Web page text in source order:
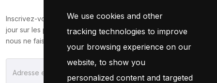
We use cookies and other
tracking technologies to improve
your browsing experience on our
website, to show you
personalized content and targeted
Inscrivez-vous maintenant pour recevoir les dernières mises à
jour sur les promotions et les coupons. Ne vous inquiétez pas,
nous ne faisons pas de spam !
S'Abonner